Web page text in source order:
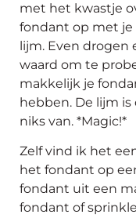
met het kwastje
fondant op met
lijm. Even drogen
waard om te
makkelijk je
hebben. De lijm
niks van. *Magic!*
Zelf vind ik het
het fondant op
fondant uit een
fondant of